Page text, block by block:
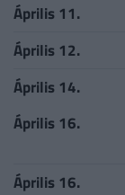
Április 11.
Április 12.
Április 14.
Április 16.
Április 16.